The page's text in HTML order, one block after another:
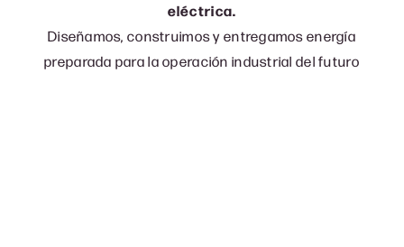
eléctrica.
Diseñamos, construimos y entregamos energía
preparada para la operación industrial del futuro